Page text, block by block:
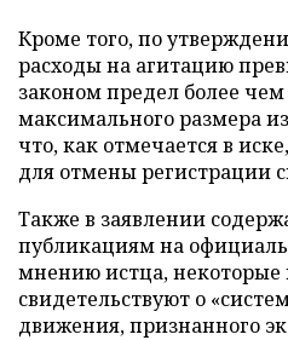
Кроме того, по
расходы на агитацию
законом предел более чем
максимального размера
что, как отмечается в
для отмены регистрации
Также в заявлении
публикациям на
мнению истца, некоторые
свидетельствуют о
движения, признанного